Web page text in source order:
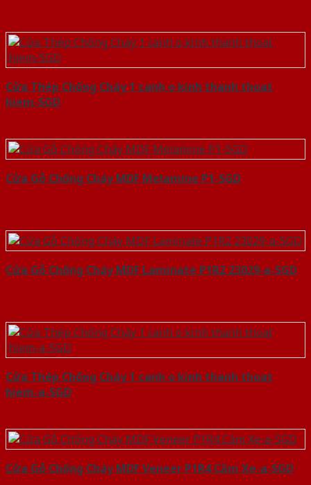
Cửa Thép Chống Cháy 1 canh o kinh thanh thoat
hiem-SGD
Cửa Gỗ Chống Cháy MDF Melamine P1-SGD
Cửa Gỗ Chống Cháy MDF Laminate P1R2 23029-a-SGD
Cửa Thép Chống Cháy 1 canh o kinh thanh thoat
hiem-a-SGD
Cửa Gỗ Chống Cháy MDF Veneer P1R4 Căm Xe-a-SGD